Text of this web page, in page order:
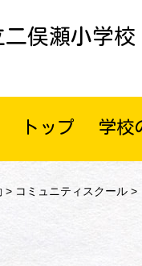
二俣瀬小学校
トップ 学校
> コミュニティスクール>